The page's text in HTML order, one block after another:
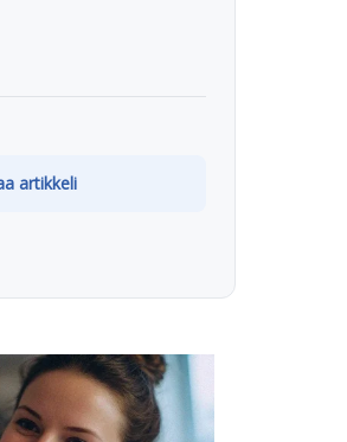
artikkeli